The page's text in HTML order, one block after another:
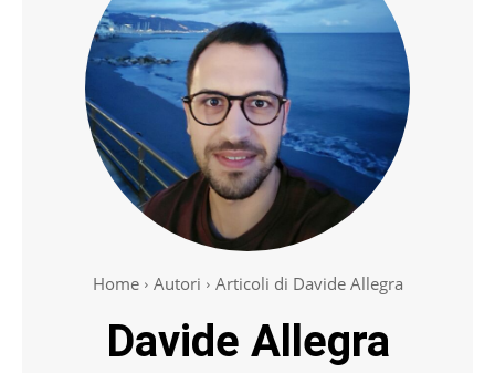
Home Autori Articoli di Davide Allegra
Davide Allegra